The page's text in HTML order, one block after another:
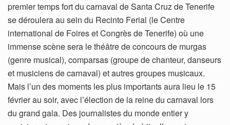
premier temps fort du carnaval de Santa Cruz de Tenerife
se déroulera au sein du Recinto Ferial (le Centre
international de Foires et Congrès de Tenerife) où une
immense scène sera le théâtre de concours de murgas
(genre musical), comparsas (groupe de chanteur, danseurs
et musiciens de carnaval) et autres groupes musicaux.
Mais l’un des moments les plus importants aura lieu le 15
février au soir, avec l’élection de la reine du carnaval lors
du grand gala. Des journalistes du monde entier y